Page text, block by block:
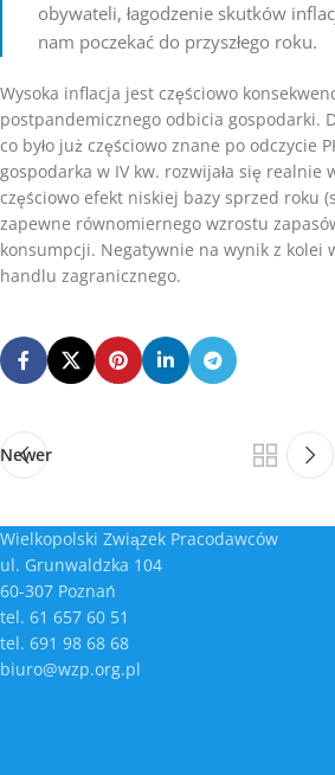
obywateli, łagodzenie skutków
nam poczekać do przyszłego roku.
Wysoka inflacja jest częściowo
postpandemicznego odbicia gospodarki.
co było już częściowo znane po odczycie
gospodarka w IV kw. rozwijała się realnie
częściowo efekt niskiej bazy sprzed roku
zapewne równomiernego wzrostu
konsumpcji. Negatywnie na wynik z kolei
handlu zagranicznego.
Newer
Wielkopolski Związek Pracodawców
ul. Grunwaldzka 104
60-307 Poznań
tel. 61 657 60 51
tel. 691 98 68 68
biuro@wzp.org.pl